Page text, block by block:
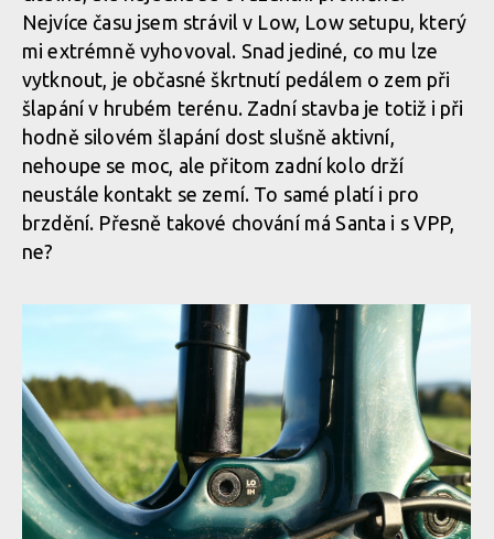
Nenápadný blatníček zabraňující zapadnutí nečistot k hlavnímu
čepu
Nenápadný blatníček zabraňující zapadnutí nečistot k hlavnímu
čepu
Nenápadný blatníček zabraňující zapadnutí nečistot k hlavnímu
čepu
Nenápadný blatníček zabraňující zapadnutí nečistot k hlavnímu
čepu
VPP nahradilo čtyřčepové zavěšení, typický Horst Link s čepem
dělícím řetězovou vzpěru
VPP nahradilo čtyřčepové zavěšení, typický Horst Link s čepem
dělícím řetězovou vzpěru
dělícím řetězovou vzpěru
VPP nahradilo čtyřčepové zavěšení, typický Horst Link s čepem
dělícím řetězovou vzpěru
VPP nahradilo čtyřčepové zavěšení, typický Horst Link s čepem
dělícím řetězovou vzpěru
Nejvíce času jsem strávil v Low, Low setupu, který
mi extrémně vyhovoval. Snad jediné, co mu lze
vytknout, je občasné škrtnutí pedálem o zem při
šlapání v hrubém terénu. Zadní stavba je totiž i při
hodně silovém šlapání dost slušně aktivní,
nehoupe se moc, ale přitom zadní kolo drží
neustále kontakt se zemí. To samé platí i pro
brzdění. Přesně takové chování má Santa i s VPP,
ne?